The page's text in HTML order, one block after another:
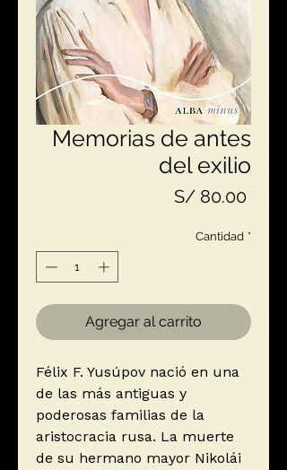
Memorias de antes
del exilio
S/ 80.00Precio
Cantidad *
Agregar al carrito
Félix F. Yusúpov nació en una
de las más antiguas y
poderosas familias de la
aristocracia rusa. La muerte
de su hermano mayor Nikolái